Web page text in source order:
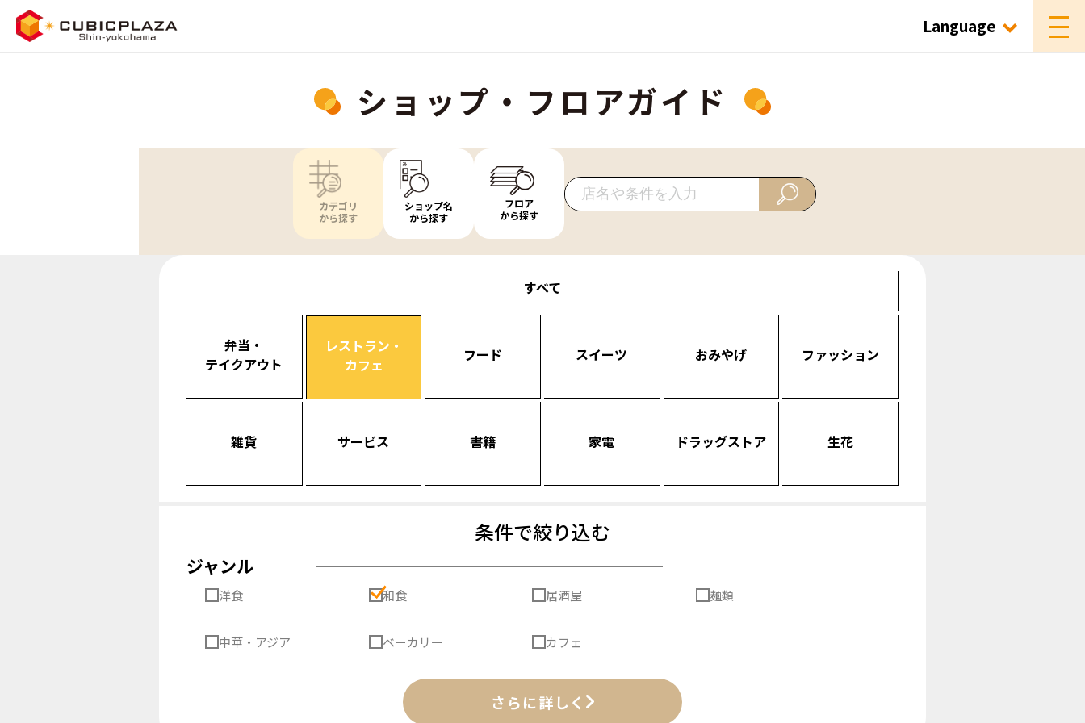
Language
ショップ・フロアガイド
カテゴリ
から探す
ショップ名
から探す
フロア
から探す
すべて
弁当・
テイクアウト
レストラン・
カフェ
フード スイーツ おみやげ ファッション
雑貨 サービス 書籍 家電 ドラッグストア 生花
条件で絞り込む
ジャンル
洋食 和食 居酒屋 麺類
中華・アジア ベーカリー カフェ
さらに詳しく